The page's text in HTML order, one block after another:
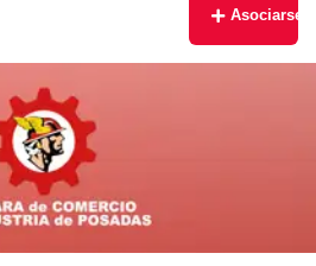
Asociarse